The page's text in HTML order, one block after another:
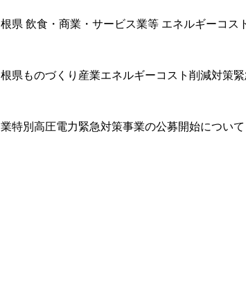
県 飲食・商業・サービス業等 エネルギーコス
県ものづくり産業エネルギーコスト削減対策
特別高圧電力緊急対策事業の公募開始について